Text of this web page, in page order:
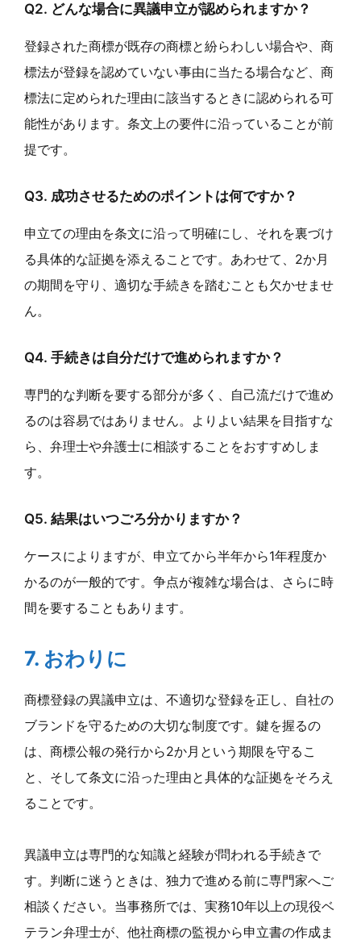
Q2. どんな場合に異議申立が認められますか？
登録された商標が既存の商標と紛らわしい場合や、商
標法が登録を認めていない事由に当たる場合など、商
標法に定められた理由に該当するときに認められる可
能性があります。条文上の要件に沿っていることが前
提です。
Q3. 成功させるためのポイントは何ですか？
申立ての理由を条文に沿って明確にし、それを裏づけ
る具体的な証拠を添えることです。あわせて、2か月
の期間を守り、適切な手続きを踏むことも欠かせませ
ん。
Q4. 手続きは自分だけで進められますか？
専門的な判断を要する部分が多く、自己流だけで進め
るのは容易ではありません。よりよい結果を目指すな
ら、弁理士や弁護士に相談することをおすすめしま
す。
Q5. 結果はいつごろ分かりますか？
ケースによりますが、申立てから半年から1年程度か
かるのが一般的です。争点が複雑な場合は、さらに時
間を要することもあります。
7. おわりに
商標登録の異議申立は、不適切な登録を正し、自社の
ブランドを守るための大切な制度です。鍵を握るの
は、商標公報の発行から2か月という期限を守るこ
と、そして条文に沿った理由と具体的な証拠をそろえ
ることです。
異議申立は専門的な知識と経験が問われる手続きで
す。判断に迷うときは、独力で進める前に専門家へご
相談ください。当事務所では、実務10年以上の現役ベ
テラン弁理士が、他社商標の監視から申立書の作成ま